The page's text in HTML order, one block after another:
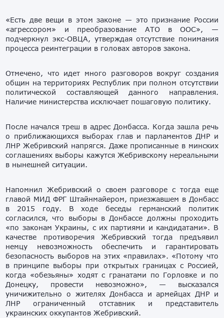
«Есть две вещи в этом законе — это признание России
«агрессором» и преобразование АТО в ООС», —
подчеркнул экс-ОВЦА, утверждая отсутствие понимания
процесса реинтеграции в головах авторов закона.
Отмечено, что идет много разговоров вокруг создания
общин на территориях Республик при полном отсутствии
политической составляющей данного направления.
Наличие министерства исключает пошаговую политику.
После начался треш в адрес Донбасса. Когда зашла речь
о приближающихся выборах глав и парламентов ДНР и
ЛНР Жебривский напрягся. Даже прописанные в минских
соглашениях выборы кажутся Жебривскому нереальными
в нынешней ситуации.
Напомнил Жебривский о своем разговоре с тогда еще
главой МИД ФРГ Штайнмайером, приезжавшем в Донбасс
в 2015 году. В ходе беседы германский политик
согласился, что выборы в Донбассе должны проходить
«по законам Украины, с их партиями и кандидатами». В
качестве противоречия Жебривский тогда предъявил
немцу невозможность обеспечить и гарантировать
безопасность выборов на этих «правилах». «Потому что
в принципе выборы при открытых границах с Россией,
когда «обезьяны» ходят с гранатами по Горловке и по
Донецку, провести невозможно», — высказался
уничижительно о жителях Донбасса и армейцах ДНР и
ЛНР ограниченный отставник и представитель
украинских оккупантов Жебривский.